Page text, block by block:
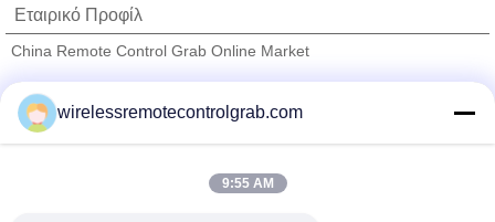
Εταιρικό Προφίλ
China Remote Control Grab Online Market
Trust Seal
Verified Suplier
wirelessremotecontrolgrab.com
9:55 AM